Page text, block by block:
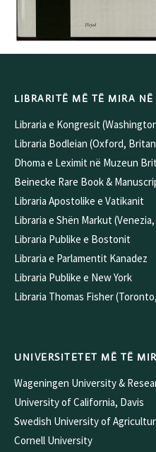
LIBRARITË MË TË MIRA NË
Libraria e Kongresit
Libraria Bodleian (Oxford,
Dhoma e Leximit në Muzeun
Beinecke Rare Book &
Libraria Apostolike e Vatikanit
Libraria e Shën Markut
Libraria Publike e Bostonit
Libraria e Parlamentit Kanadez
Libraria Publike e New York
Libraria Thomas Fisher
UNIVERSITETET MË TË
Wageningen University &
University of California, Davis
Swedish University of
Cornell University